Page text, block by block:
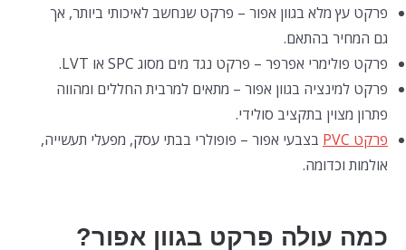
פרקט עץ מלא בגוון אפור – פרקט שנחשב לאיכותי ביותר, אך
גם המחיר בהתאם.
פרקט פולימרי אפרפר – פרקט נגד מים מסוג SPC או LVT.
פרקט למינציה בגוון אפור – מתאים למרבית החללים ומהווה
פתרון מצוין בתקציב סולידי.
פרקט PVC
בצבעי אפור – פופולרי בבתי עסק, מפעלי תעשייה,
אולמות וכדומה.
כמה עולה פרקט בגוון אפור?